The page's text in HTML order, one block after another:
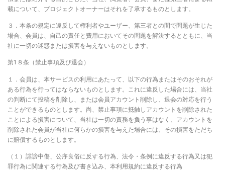
載について、プロジェクトオーナーはそれを了承するものとします。
３．本条の規定に違反して権利者やユーザー、第三者との間で問題が生じた
場合、会員は、自己の責任と費用においてその問題を解決するとともに、当
社に一切の迷惑または損害を与えないものとします。
第1８条（禁止事項及び退会）
１．会員は、本サービスの利用にあたって、以下の行為またはそのおそれが
ある行為を行ってはならないものとします。これに違反した場合には、当社
の判断にて投稿を削除し、または会員アカウント削除し、退会の対応を行う
ことができるものとします。尚、禁止事項に抵触しアカウントを削除された
ことによる損害について、当社は一切の責務を負う事はなく、アカウントを
削除された会員が当社に何らかの損害を与えた場合には、その損害をただち
に賠償するものとします。
（１）誹謗中傷、公序良俗に反する行為、法令・条例に違反する行為又は犯
罪行為に関連する行為及び書き込み、本利用規約に違反する行為